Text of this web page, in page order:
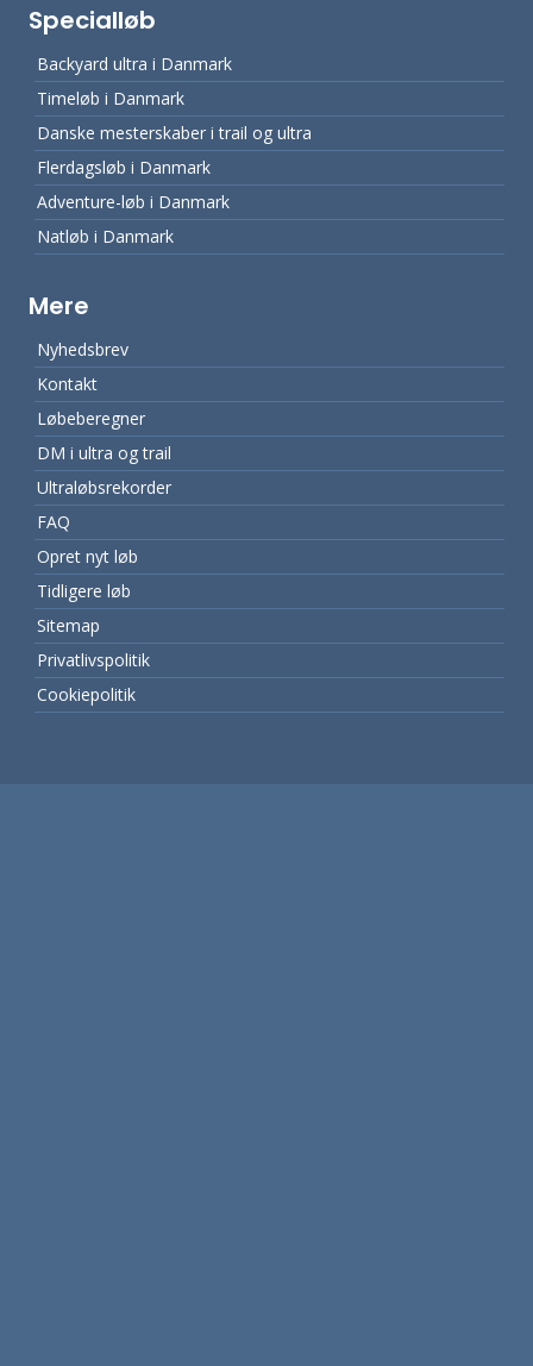
Specialløb
Backyard ultra i Danmark
Timeløb i Danmark
Danske mesterskaber i trail og ultra
Flerdagsløb i Danmark
Adventure-løb i Danmark
Natløb i Danmark
Mere
Nyhedsbrev
Kontakt
Løbeberegner
DM i ultra og trail
Ultraløbsrekorder
FAQ
Opret nyt løb
Tidligere løb
Sitemap
Privatlivspolitik
Cookiepolitik